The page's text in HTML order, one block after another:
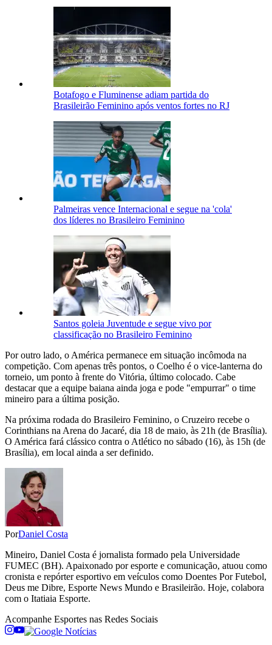
Botafogo e Fluminense adiam partida do
Brasileirão Feminino após ventos fortes no RJ
Palmeiras vence Internacional e segue na 'cola'
dos líderes no Brasileiro Feminino
Santos goleia Juventude e segue vivo por
classificação no Brasileiro Feminino
Por outro lado, o América permanece em situação incômoda na
competição. Com apenas três pontos, o Coelho é o vice-lanterna do
torneio, um ponto à frente do Vitória, último colocado. Cabe
destacar que a equipe baiana ainda joga e pode "empurrar" o time
mineiro para a última posição.
Na próxima rodada do Brasileiro Feminino, o Cruzeiro recebe o
Corinthians na Arena do Jacaré, dia 18 de maio, às 21h (de Brasília).
O América fará clássico contra o Atlético no sábado (16), às 15h (de
Brasília), em local ainda a ser definido.
PorDaniel Costa
Mineiro, Daniel Costa é jornalista formado pela Universidade
FUMEC (BH). Apaixonado por esporte e comunicação, atuou como
cronista e repórter esportivo em veículos como Doentes Por Futebol,
Deus me Dibre, Esporte News Mundo e Brasileirão. Hoje, colabora
com o Itatiaia Esporte.
Acompanhe Esportes nas Redes Sociais